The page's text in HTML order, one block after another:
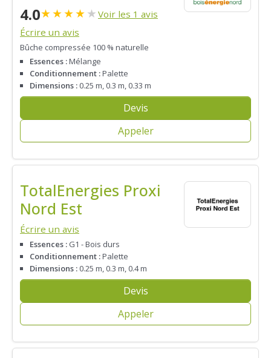
4.0★★★★★ Voir les 1 avis
Écrire un avis
Bûche compressée 100 % naturelle
Essences :Mélange
Conditionnement :Palette
Dimensions : 0.25 m, 0.3 m, 0.33 m
Devis
Appeler
TotalEnergies Proxi
Nord Est
Écrire un avis
Essences : G1 - Bois durs
Conditionnement :Palette
Dimensions : 0.25 m, 0.3 m, 0.4 m
Devis
Appeler